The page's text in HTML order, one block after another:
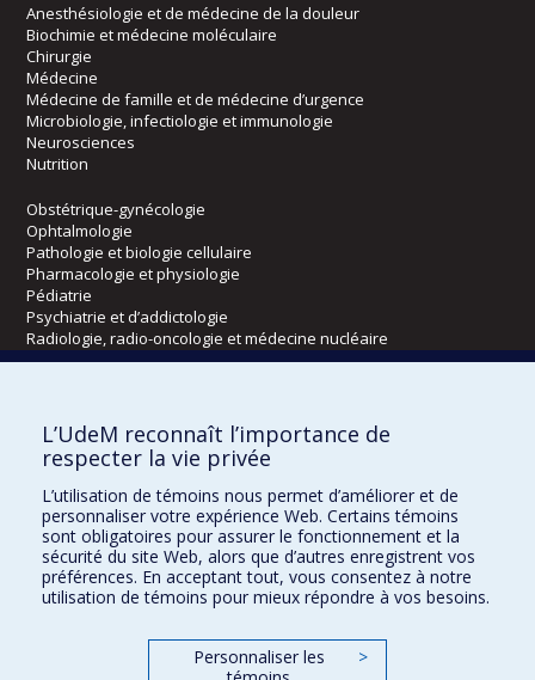
Anesthésiologie et de médecine de la douleur
Biochimie et médecine moléculaire
Chirurgie
Médecine
Médecine de famille et de médecine d’urgence
Microbiologie, infectiologie et immunologie
Neurosciences
Nutrition
Obstétrique-gynécologie
Ophtalmologie
Pathologie et biologie cellulaire
Pharmacologie et physiologie
Pédiatrie
Psychiatrie et d’addictologie
Radiologie, radio-oncologie et médecine nucléaire
Kinésiologie et des sciences de l’activité physique
Orthophonie et audiologie
Réadaptation
Directions
DPC
CPASS
L’UdeM reconnaît l’importance de
respecter la vie privée
L’utilisation de témoins nous permet d’améliorer et de
personnaliser votre expérience Web. Certains témoins
sont obligatoires pour assurer le fonctionnement et la
sécurité du site Web, alors que d’autres enregistrent vos
préférences. En acceptant tout, vous consentez à notre
utilisation de témoins pour mieux répondre à vos besoins.
Personnaliser les
>